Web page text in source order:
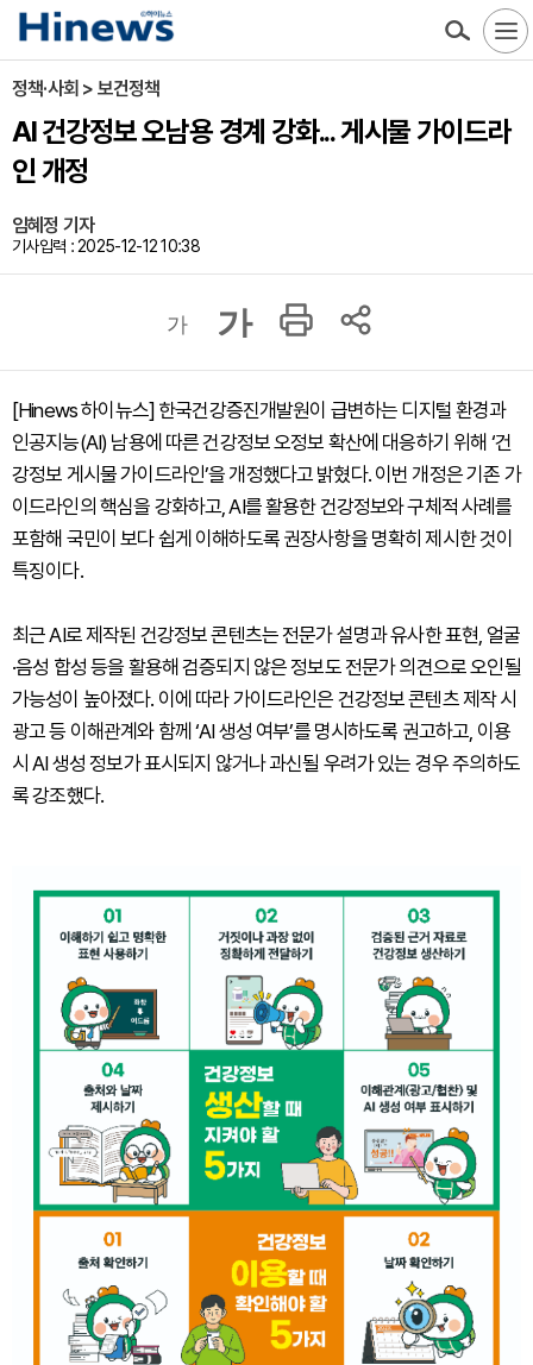
정책·사회 > 보건정책
AI 건강정보 오남용 경계 강화... 게시물 가이드라
인 개정
임혜정 기자
기사입력 : 2025-12-12 10:38
가 가
[Hinews 하이뉴스] 한국건강증진개발원이 급변하는 디지털 환경과
인공지능(AI) 남용에 따른 건강정보 오정보 확산에 대응하기 위해 ‘건
강정보 게시물 가이드라인’을 개정했다고 밝혔다. 이번 개정은 기존 가
이드라인의 핵심을 강화하고, AI를 활용한 건강정보와 구체적 사례를
포함해 국민이 보다 쉽게 이해하도록 권장사항을 명확히 제시한 것이
특징이다.
최근 AI로 제작된 건강정보 콘텐츠는 전문가 설명과 유사한 표현, 얼굴
·음성 합성 등을 활용해 검증되지 않은 정보도 전문가 의견으로 오인될
가능성이 높아졌다. 이에 따라 가이드라인은 건강정보 콘텐츠 제작 시
광고 등 이해관계와 함께 ‘AI 생성 여부’를 명시하도록 권고하고, 이용
시 AI 생성 정보가 표시되지 않거나 과신될 우려가 있는 경우 주의하도
록 강조했다.